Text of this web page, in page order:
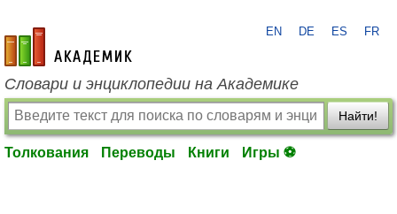
academic.ru
EN DE ES FR
Словари и энциклопедии на Академике
Найти!
Толкования Переводы Книги Игры ⚽